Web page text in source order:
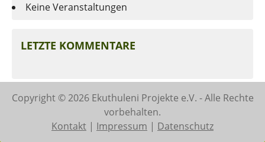
Keine Veranstaltungen
LETZTE KOMMENTARE
Copyright © 2026 Ekuthuleni Projekte e.V. - Alle Rechte
vorbehalten.
Kontakt
Impressum Datenschutz